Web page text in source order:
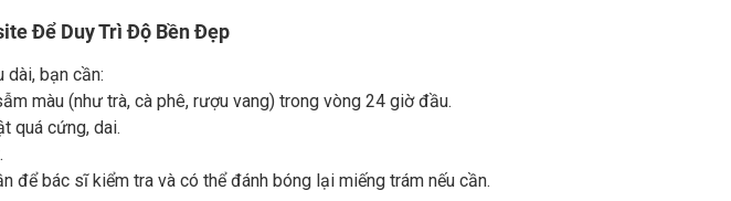
Để Duy Trì Độ Bền Đẹp
bạn cần:
màu (như trà, cà phê, rượu vang) trong vòng 24 giờ đầu.
quá cứng, dai.
để bác sĩ kiểm tra và có thể đánh bóng lại miếng trám nếu cần.